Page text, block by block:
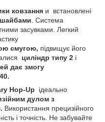
ковзання и встановлені
шайбами . Система
засувками. Легкий
смугою, підвищує його
циліндр типу 2 і
дає змогу
Hop-Up
ідеально
дулом з
Використання прецизійного
і точність. Не забувайте